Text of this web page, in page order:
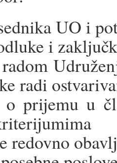
UO i
i
radi
prijemu u
redovno